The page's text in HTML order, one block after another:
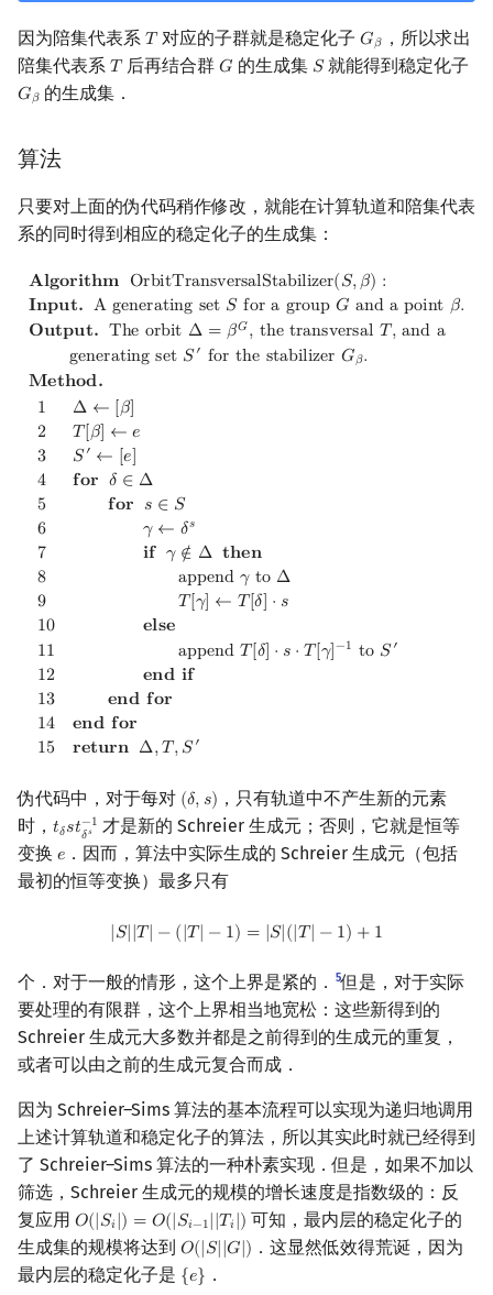
因为陪集代表系 𝑇
T 对应的子群就是稳定化子𝐺𝛽
Gβ ，所以求出
陪集代表系 𝑇
T 后再结合群𝐺
G 的生成集 𝑆
S就能得到稳定化子
𝐺𝛽
Gβ 的生成集．
算法
只要对上面的伪代码稍作修改，就能在计算轨道和陪集代表
系的同时得到相应的稳定化子的生成集：
𝐀𝐥𝐠𝐨𝐫𝐢𝐭𝐡𝐦 OrbitTransversalStabilizer(𝑆,𝛽) :
𝐈𝐧𝐩𝐮𝐭. A generating set 𝑆 for a group 𝐺 and a point 𝛽.
𝐎𝐮𝐭𝐩𝐮𝐭. The orbit Δ = 𝛽𝐺, the transversal 𝑇, and a
generating set 𝑆′ for the stabilizer 𝐺𝛽.
𝐌𝐞𝐭𝐡𝐨𝐝.
1
Δ ← [𝛽]
2
𝑇 [𝛽] ← 𝑒
3
𝑆′ ← [𝑒]
4
𝐟𝐨𝐫 𝛿 ∈ Δ
5
𝐟𝐨𝐫 𝑠 ∈ 𝑆
6
𝛾 ← 𝛿𝑠
7 𝐢𝐟 𝛾 ∉ Δ 𝐭𝐡𝐞𝐧
8
append 𝛾 to Δ
9
𝑇 [𝛾] ← 𝑇[𝛿] ⋅ 𝑠
10 𝐞𝐥𝐬𝐞
11 append 𝑇 [𝛿] ⋅ 𝑠 ⋅ 𝑇 [𝛾]−1 to 𝑆′
12 𝐞𝐧𝐝 𝐢𝐟
13 𝐞𝐧𝐝 𝐟𝐨𝐫
14 𝐞𝐧𝐝 𝐟𝐨𝐫
15 𝐫𝐞𝐭𝐮𝐫𝐧 Δ,𝑇 ,𝑆′
AlgorithmOrbitTransversalStabilizer(S,β):Input.
伪代码中，对于每对 (𝛿, 𝑠)
(δ, s) ，只有轨道中不产生新的元素
时， 𝑡𝛿𝑠𝑡−1
𝛿𝑠
tδstδs −1
才是新的 Schreier 生成元；否则，它就是恒等
变换 𝑒
e ．因而，算法中实际生成的 Schreier 生成元（包括
最初的恒等变换）最多只有
|𝑆||𝑇 | − (|𝑇 | − 1) = |𝑆|(|𝑇| − 1) + 1
| S| |T|−( |T |−1 )=| S|(|T|− 1)+ 1
个．对于一般的情形，这个上界是紧的． 5但是，对于实际
要处理的有限群，这个上界相当地宽松：这些新得到的
Schreier 生成元大多数并都是之前得到的生成元的重复，
或者可以由之前的生成元复合而成．
因为 Schreier–Sims 算法的基本流程可以实现为递归地调用
上述计算轨道和稳定化子的算法，所以其实此时就已经得到
了 Schreier–Sims 算法的一种朴素实现．但是，如果不加以
筛选，Schreier 生成元的规模的增长速度是指数级的：反
复应用 𝑂(|𝑆𝑖|) = 𝑂(|𝑆𝑖−1||𝑇𝑖|)
O(| Si| ) =O (|Si −1||T |)
可知，最内层的稳定化子的
生成集的规模将达到 𝑂(|𝑆||𝐺|)
O(| S| |G| ) ．这显然低效得荒诞，因为
最内层的稳定化子是 {𝑒}
{e} ．